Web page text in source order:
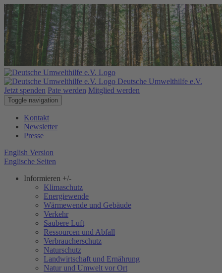
Deutsche Umwelthilfe e.V.
Jetzt spenden Pate werden Mitglied werden
Toggle navigation
Kontakt
Newsletter
Presse
English Version
Englische Seiten
Informieren +/-
Klimaschutz
Energiewende
Wärmewende und Gebäude
Verkehr
Saubere Luft
Ressourcen und Abfall
Verbraucherschutz
Naturschutz
Landwirtschaft und Ernährung
Natur und Umwelt vor Ort